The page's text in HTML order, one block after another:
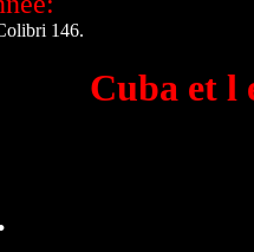
146.
Cuba et l